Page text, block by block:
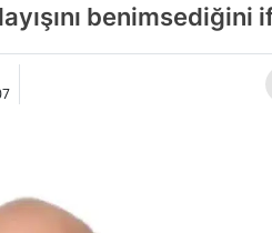
Balıkesirbenimsediğini